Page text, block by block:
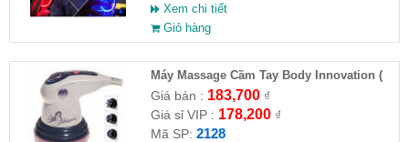
Xem chi tiết
Giỏ hàng
Máy Massage Cầm Tay Body Innovation (
HĐ )
Giá bán : 183,700₫
Giá sỉ VIP : 178,200₫
Mã SP: 2128